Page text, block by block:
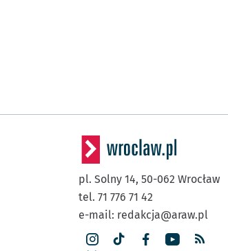
pl. Solny 14, 50-062 Wrocław
tel. 71 776 71 42
e-mail: redakcja@araw.pl